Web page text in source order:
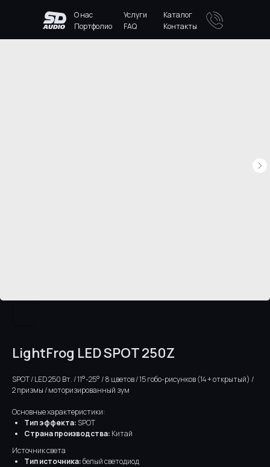
Каталог
Услуги
О нас
Портфолио
FAQ Контакты
LightFrog LED SPOT 250Z
SPOT / LED 250 Вт. / 11°-25° / 8 цветов / 15 гобо-рисунков (14 + открытый) /
2 призмы / моторизированный зум
Основные характеристики:
Тип эффекта: SPOT
Страна производства: Китай
Источник света
Тип источника:белый светодиод